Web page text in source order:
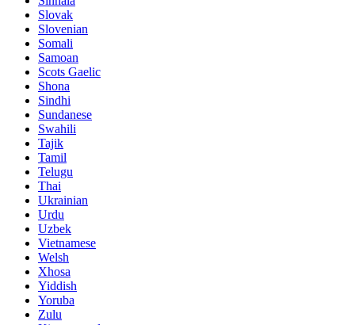
Slovak
Slovenian
Somali
Samoan
Scots Gaelic
Shona
Sindhi
Sundanese
Swahili
Tajik
Tamil
Telugu
Thai
Ukrainian
Urdu
Uzbek
Vietnamese
Welsh
Xhosa
Yiddish
Yoruba
Zulu